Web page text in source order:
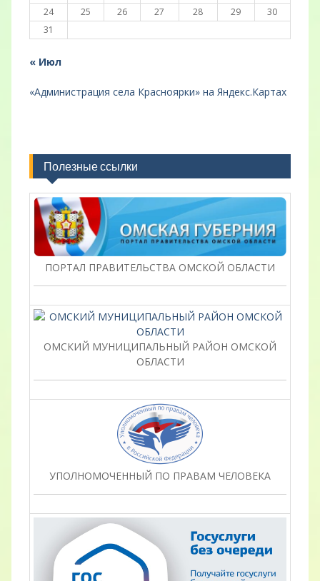
24
25 26 27 28 29
30
31
« Июл
«Администрация села Красноярки» на Яндекс.Картах
Полезные ссылки
ПОРТАЛ ПРАВИТЕЛЬСТВА ОМСКОЙ ОБЛАСТИ
ОМСКИЙ МУНИЦИПАЛЬНЫЙ РАЙОН ОМСКОЙ
ОБЛАСТИ
УПОЛНОМОЧЕННЫЙ ПО ПРАВАМ ЧЕЛОВЕКА